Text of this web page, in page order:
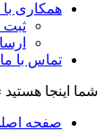
همکاری با
ثبت
تماس با ما
شما اینجا هستید
صفحه